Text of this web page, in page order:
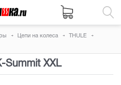
Цепи на колеса
THULE
Summit XXL